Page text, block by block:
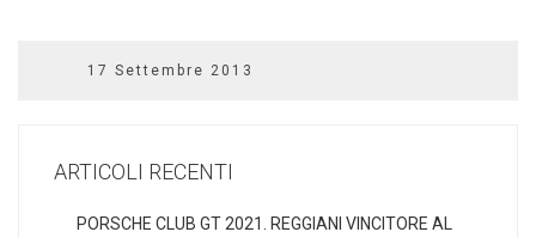
17 Settembre 2013
ARTICOLI RECENTI
PORSCHE CLUB GT 2021. REGGIANI VINCITORE AL